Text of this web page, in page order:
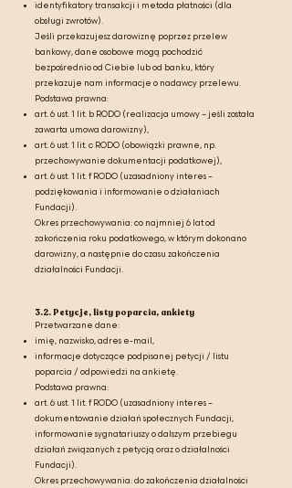
identyfikatory transakcji i metoda płatności (dla
obsługi zwrotów).
Jeśli przekazujesz darowiznę poprzez przelew
bankowy, dane osobowe mogą pochodzić
bezpośrednio od Ciebie lub od banku, który
przekazuje nam informacje o nadawcy przelewu.
Podstawa prawna:
art. 6 ust. 1 lit. b RODO (realizacja umowy – jeśli została
zawarta umowa darowizny),
art. 6 ust. 1 lit. c RODO (obowiązki prawne, np.
przechowywanie dokumentacji podatkowej),
art. 6 ust. 1 lit. f RODO (uzasadniony interes –
podziękowania i informowanie o działaniach
Fundacji).
Okres przechowywania: co najmniej 6 lat od
zakończenia roku podatkowego, w którym dokonano
darowizny, a następnie do czasu zakończenia
działalności Fundacji.
3.2. Petycje, listy poparcia, ankiety
Przetwarzane dane:
imię, nazwisko, adres e-mail,
informacje dotyczące podpisanej petycji / listu
poparcia / odpowiedzi na ankietę.
Podstawa prawna:
art. 6 ust. 1 lit. f RODO (uzasadniony interes –
dokumentowanie działań społecznych Fundacji,
informowanie sygnatariuszy o dalszym przebiegu
działań związanych z petycją oraz o działalności
Fundacji).
Okres przechowywania: do zakończenia działalności